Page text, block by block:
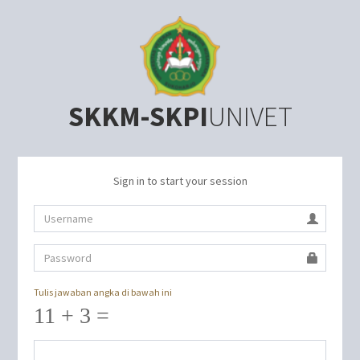
SKKM-SKPIUNIVET
Sign in to start your session
Tulis jawaban angka di bawah ini
11 + 3 =